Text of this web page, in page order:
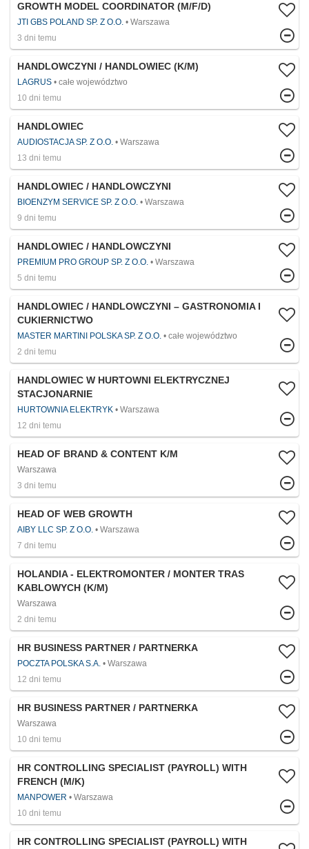
GROWTH MODEL COORDINATOR (M/F/D)
JTI GBS POLAND SP. Z O.O.
Warszawa
3 dni temu
HANDLOWCZYNI / HANDLOWIEC (K/M)
LAGRUS
całe województwo
10 dni temu
HANDLOWIEC
AUDIOSTACJA SP. Z O.O.
Warszawa
13 dni temu
HANDLOWIEC / HANDLOWCZYNI
BIOENZYM SERVICE SP. Z O.O.
Warszawa
9 dni temu
HANDLOWIEC / HANDLOWCZYNI
PREMIUM PRO GROUP SP. Z O.O.
Warszawa
5 dni temu
HANDLOWIEC / HANDLOWCZYNI – GASTRONOMIA I
CUKIERNICTWO
MASTER MARTINI POLSKA SP. Z O.O.
całe województwo
2 dni temu
HANDLOWIEC W HURTOWNI ELEKTRYCZNEJ
STACJONARNIE
HURTOWNIA ELEKTRYK
Warszawa
12 dni temu
HEAD OF BRAND & CONTENT K/M
Warszawa
3 dni temu
HEAD OF WEB GROWTH
AIBY LLC SP. Z O.O.
Warszawa
7 dni temu
HOLANDIA - ELEKTROMONTER / MONTER TRAS
KABLOWYCH (K/M)
Warszawa
2 dni temu
HR BUSINESS PARTNER / PARTNERKA
POCZTA POLSKA S.A.
Warszawa
12 dni temu
HR BUSINESS PARTNER / PARTNERKA
Warszawa
10 dni temu
HR CONTROLLING SPECIALIST (PAYROLL) WITH
FRENCH (M/K)
MANPOWER
Warszawa
10 dni temu
HR CONTROLLING SPECIALIST (PAYROLL) WITH